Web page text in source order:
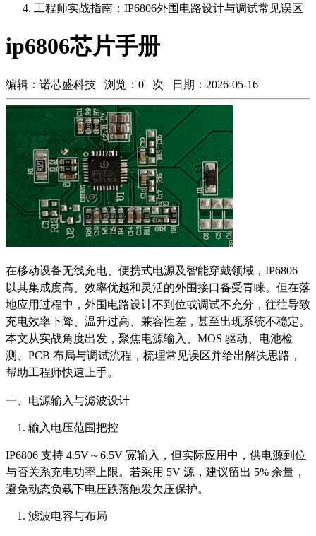
​工程师实战指南：IP6806外围电路设计与调试常见误区
ip6806芯片手册
编辑：诺芯盛科技 浏览： 0 次 日期：2026-05-16
在移动设备无线充电、便携式电源及智能穿戴领域，IP6806
以其集成度高、效率优越和灵活的外围接口备受青睐。但在落
地应用过程中，外围电路设计不到位或调试不充分，往往导致
充电效率下降、温升过高、兼容性差，甚至出现系统不稳定。
本文从实战角度出发，聚焦电源输入、MOS 驱动、电池检
测、PCB 布局与调试流程，梳理常见误区并给出解决思路，
帮助工程师快速上手。
一、电源输入与滤波设计
输入电压范围把控
IP6806 支持 4.5V～6.5V 宽输入，但实际应用中，供电源到位
与否关系充电功率上限。若采用 5V 源，建议留出 5% 余量，
避免动态负载下电压跌落触发欠压保护。
滤波电容与布局